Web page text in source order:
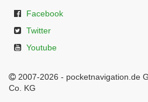
Facebook
Twitter
Youtube
2007-2026 - pocketnavigation.de
Co. KG